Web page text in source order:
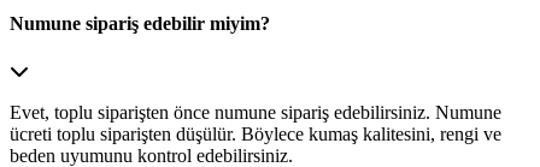
Numune sipariş edebilir miyim?
Evet, toplu siparişten önce numune sipariş edebilirsiniz. Numune
ücreti toplu siparişten düşülür. Böylece kumaş kalitesini, rengi ve
beden uyumunu kontrol edebilirsiniz.